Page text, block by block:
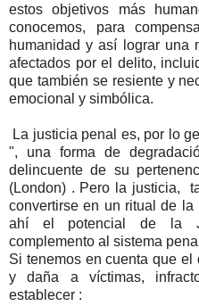
estos objetivos más
conocemos, para
humanidad y así lograr una
afectados por el delito,
que también se resiente y
emocional y simbólica.
La justicia penal es, por lo
", una forma de
delincuente de su
(London) . Pero la justicia,
convertirse en un ritual de
ahí el potencial de la
complemento al sistema
Si tenemos en cuenta que el
y daña a víctimas,
establecer :